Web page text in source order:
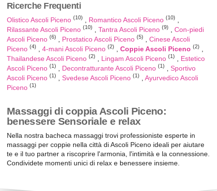
Ricerche Frequenti
Olistico Ascoli Piceno (10) Romantico Ascoli Piceno (10)
Rilassante Ascoli Piceno (10) Tantra Ascoli Piceno (9)
Con-piedi
Ascoli Piceno (6) Prostatico Ascoli Piceno (5)
Cinese Ascoli
Piceno (4) 4-mani Ascoli Piceno (2) Coppie Ascoli Piceno (2)
Thailandese Ascoli Piceno (2) Lingam Ascoli Piceno (1)
Estetico
Ascoli Piceno (1) Decontratturante Ascoli Piceno (1)
Sportivo
Ascoli Piceno (1) Svedese Ascoli Piceno (1)
Ayurvedico Ascoli
Piceno (1)
Massaggi di coppia Ascoli Piceno:
benessere Sensoriale e relax
Nella nostra bacheca massaggi trovi professioniste esperte in
massaggi per coppie nella città di Ascoli Piceno ideali per aiutare
te e il tuo partner a riscoprire l'armonia, l'intimità e la connessione.
Condividete momenti unici di relax e benessere insieme.